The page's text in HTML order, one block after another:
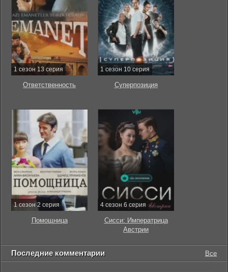
1 сезон 13 серия
Ответственность
1 сезон 10 серия
Суперпозиция
1 сезон 2 серия
Помощница
4 сезон 6 серия
Сисси: Императрица
Австрии
Последние комментарии Все